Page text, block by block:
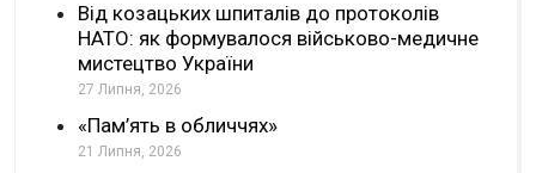
Від козацьких шпиталів до протоколів
НАТО: як формувалося військово-медичне
мистецтво України
27 Липня, 2026
«Пам’ять в обличчях»
21 Липня, 2026